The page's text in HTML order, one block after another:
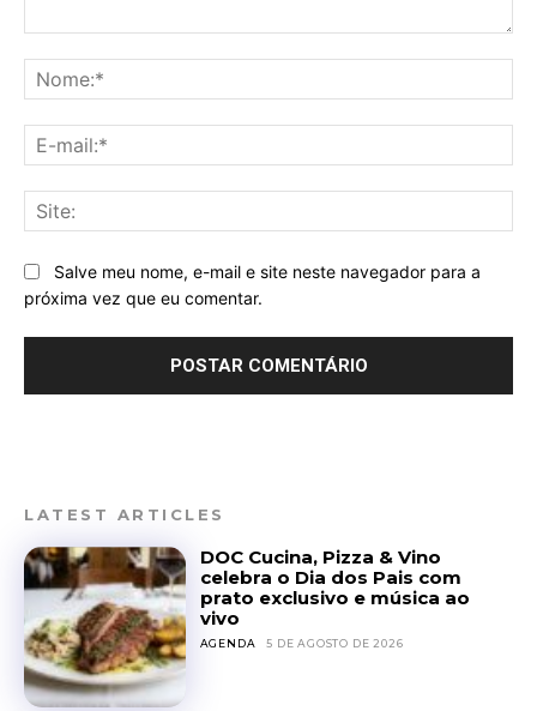
Salve meu nome, e-mail e site neste navegador para a
próxima vez que eu comentar.
LATEST ARTICLES
DOC Cucina, Pizza & Vino
celebra o Dia dos Pais com
prato exclusivo e música ao
vivo
AGENDA 5 DE AGOSTO DE 2026